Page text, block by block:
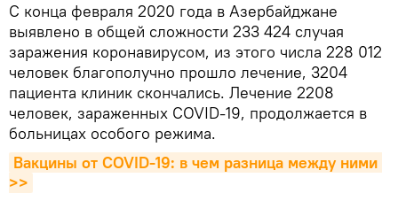
С конца февраля 2020 года в Азербайджане
выявлено в общей сложности 233 424 случая
заражения коронавирусом, из этого числа 228 012
человек благополучно прошло лечение, 3204
пациента клиник скончались. Лечение 2208
человек, зараженных COVID-19, продолжается в
больницах особого режима.
Вакцины от COVID-19: в чем разница между ними
>>